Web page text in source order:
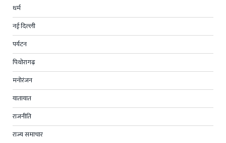
धर्म
नई दिल्ली
पर्यटन
पिथोरागढ़
मनोरंजन
यातायात
राजनीति
राज्य समाचार